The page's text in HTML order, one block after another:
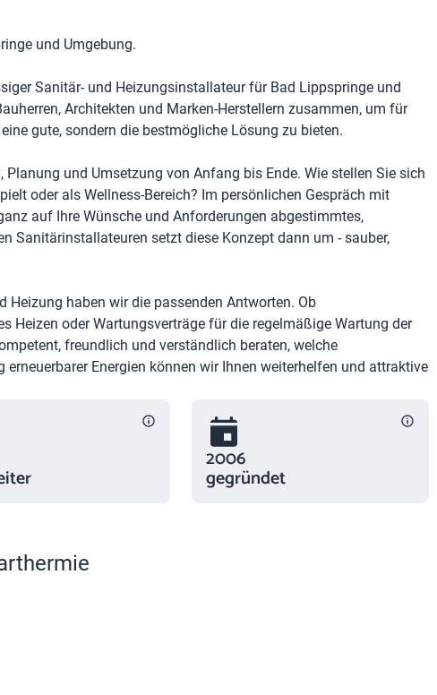
und Umgebung.
Sanitär- und Heizungsinstallateur für Bad Lippspringe und
Architekten und Marken-Herstellern zusammen, um für
gute, sondern die bestmögliche Lösung zu bieten.
und Umsetzung von Anfang bis Ende. Wie stellen Sie sich
oder als Wellness-Bereich? Im persönlichen Gespräch mit
auf Ihre Wünsche und Anforderungen abgestimmtes,
Sanitärinstallateuren setzt diese Konzept dann um - sauber,
haben wir die passenden Antworten. Ob
Heizen oder Wartungsverträge für die regelmäßige Wartung der
freundlich und verständlich beraten, welche
Energien können wir Ihnen weiterhelfen und attraktive
2006
gegründet